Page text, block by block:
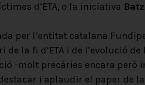
d’ETA, o la iniciativa
per l’entitat catalana
la fi d’ETA i de l’evolució
-molt precàries encara però
i aplaudir el paper de